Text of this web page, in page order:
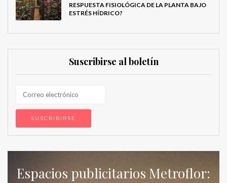
RESPUESTA FISIOLÓGICA DE LA PLANTA BAJO
ESTRÉS HÍDRICO?
Suscribirse al boletín
Espacios publicitarios Metroflor: